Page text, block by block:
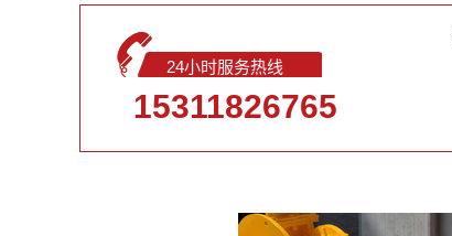
24小时服务热线
15311826765